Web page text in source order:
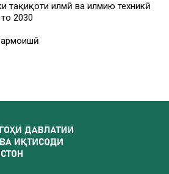
таҳқиқоти илмӣ ва илмию техникӣ
2030